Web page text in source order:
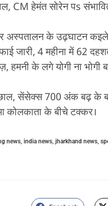
CM हेमंत सोरेन पs
अस्पतालन के उढ़घाटन
जारी, 4 महीना में 62
हमनी के लगे योगी ना
सेंसेक्स 700 अंक बढ़ के
के बीचे टक्कर।
news, india news, jharkhand news,